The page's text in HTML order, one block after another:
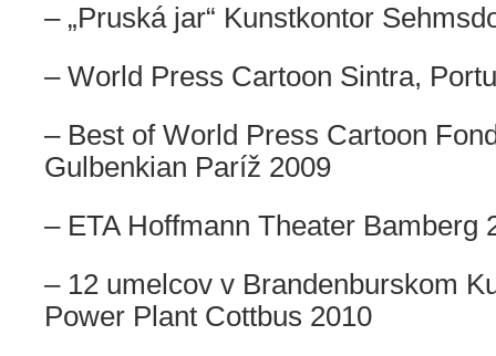
– „Pruská jar“ Kunstkontor
– World Press Cartoon Sintra,
– Best of World Press Cartoon
Gulbenkian Paríž 2009
– ETA Hoffmann Theater Bamberg
– 12 umelcov v Brandenburskom
Power Plant Cottbus 2010